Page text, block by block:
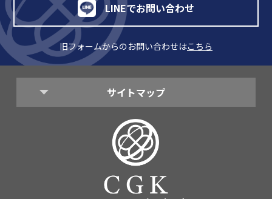
LINEでお問い合わせ
旧フォームからのお問い合わせはこちら
サイトマップ